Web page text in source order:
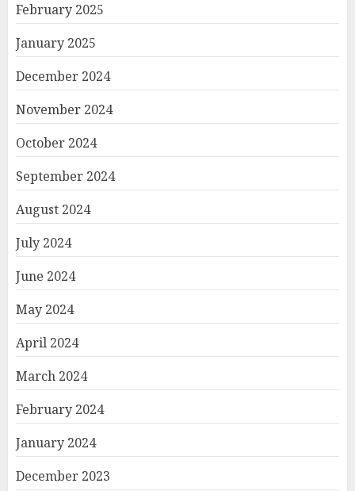
February 2025
January 2025
December 2024
November 2024
October 2024
September 2024
August 2024
July 2024
June 2024
May 2024
April 2024
March 2024
February 2024
January 2024
December 2023